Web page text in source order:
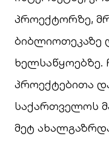
პროექტორზე,
ბიბლიოთეკაზე
ხელსაწყოებზე.
პროექტებითა
საქართველოს
მეტ